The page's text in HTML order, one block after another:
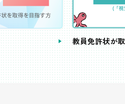
教員免許状が